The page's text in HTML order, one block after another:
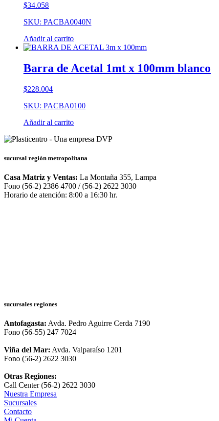
$34.058
SKU: PACBA0040N
Añadir al carrito
Barra de Acetal 1mt x 100mm blanco
$228.004
SKU: PACBA0100
Añadir al carrito
sucursal región metropolitana
Casa Matriz y Ventas: La Montaña 355, Lampa
Fono (56-2) 2386 4700 / (56-2) 2622 3030
Horario de atención: 8:00 a 16:30 hr.
sucursales regiones
Antofagasta: Avda. Pedro Aguirre Cerda 7190
Fono (56-55) 247 7024
Viña del Mar: Avda. Valparaíso 1201
Fono (56-2) 2622 3030
Otras Regiones:
Call Center (56-2) 2622 3030
Nuestra Empresa
Sucursales
Contacto